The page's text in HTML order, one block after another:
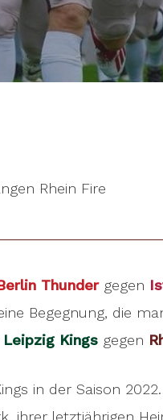
Rhein Fire
Thundergegen
Begegnung, die
Leipzig Kings gegen
in der Saison
ihrer letztjährigen